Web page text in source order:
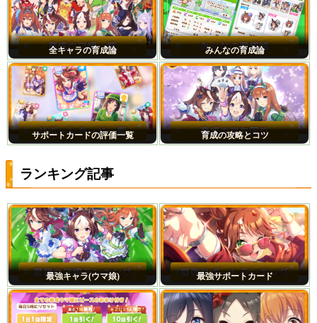
全キャラの育成論 みんなの育成論
サポートカードの評価一覧 育成の攻略とコツ
ランキング記事
最強キャラ(ウマ娘) 最強サポートカード